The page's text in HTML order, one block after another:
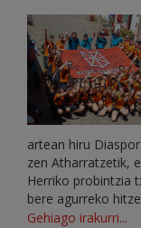
artean hiru
zen Atharratzetik,
Herriko probintzia
bere agurreko
Gehiago irakurri...